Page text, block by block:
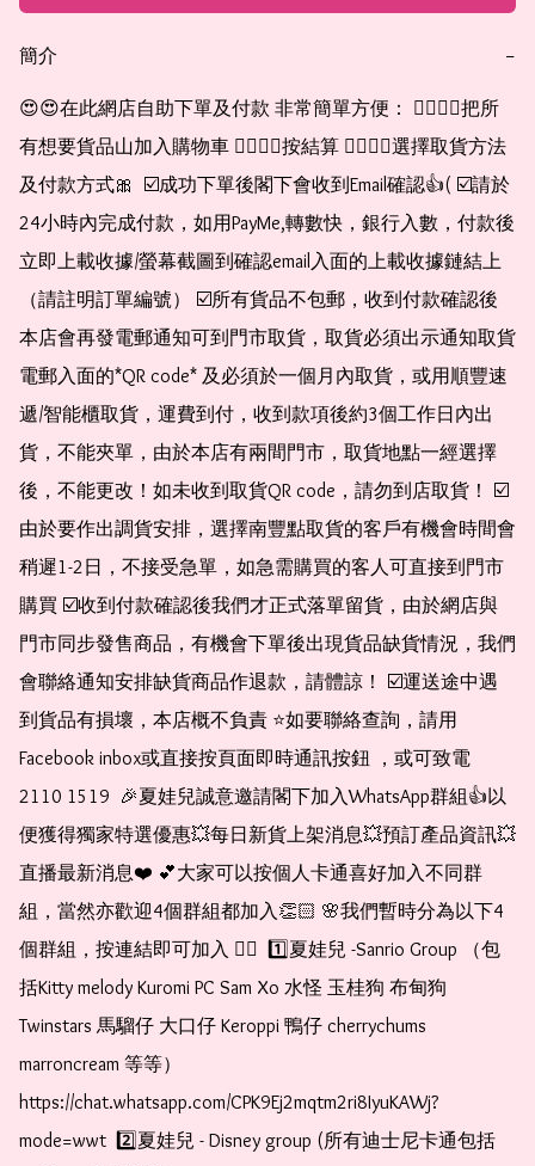
簡介 −
😍😍在此網店自助下單及付款 非常簡單方便： 👉🏻👉🏻把所
有想要貨品山加入購物車 👉🏻👉🏻按結算 👉🏻👉🏻選擇取貨方法
及付款方式🎀  ☑️成功下單後閣下會收到Email確認👍( ☑️請於
24小時內完成付款，如用PayMe,轉數快，銀行入數，付款後
立即上載收據/螢幕截圖到確認email入面的上載收據鏈結上
（請註明訂單編號） ☑️所有貨品不包郵，收到付款確認後
本店會再發電郵通知可到門市取貨，取貨必須出示通知取貨
電郵入面的*QR code* 及必須於一個月內取貨，或用順豐速
遞/智能櫃取貨，運費到付，收到款項後約3個工作日內出
貨，不能夾單，由於本店有兩間門市，取貨地點一經選擇
後，不能更改！如未收到取貨QR code，請勿到店取貨！ ☑️
由於要作出調貨安排，選擇南豐點取貨的客戶有機會時間會
稍遲1-2日，不接受急單，如急需購買的客人可直接到門市
購買 ☑️收到付款確認後我們才正式落單留貨，由於網店與
門市同步發售商品，有機會下單後出現貨品缺貨情況，我們
會聯絡通知安排缺貨商品作退款，請體諒！ ☑️運送途中遇
到貨品有損壞，本店概不負責 ⭐️如要聯絡查詢，請用
Facebook inbox或直接按頁面即時通訊按鈕 ，或可致電
2110 1519  🎉夏娃兒誠意邀請閣下加入WhatsApp群組👍以
便獲得獨家特選優惠💥每日新貨上架消息💥預訂產品資訊💥
直播最新消息❤️ 💕大家可以按個人卡通喜好加入不同群
組，當然亦歡迎4個群組都加入👏🏻 🌸我們暫時分為以下4
個群組，按連結即可加入 👇🏻  1️⃣夏娃兒 -Sanrio Group （包
括Kitty melody Kuromi PC Sam Xo 水怪 玉桂狗 布甸狗
Twinstars 馬騮仔 大口仔 Keroppi 鴨仔 cherrychums
marroncream 等等）
https://chat.whatsapp.com/CPK9Ej2mqtm2ri8IyuKAWj?
mode=wwt  2️⃣夏娃兒 - Disney group (所有迪士尼卡通包括